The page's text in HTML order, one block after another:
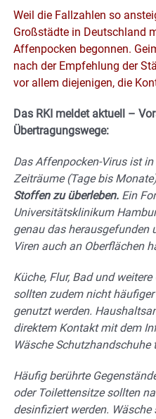
Weil die Fallzahlen so
Großstädte in Deutschland
Affenpocken begonnen.
nach der Empfehlung der
vor allem diejenigen, die
Das RKI meldet aktuell –
Übertragungswege:
Das Affenpocken-Virus ist
Zeiträume (Tage bis
Stoffen zu überleben. Ein
Universitätsklinikum
genau das herausgefunden
Viren auch an Oberflächen
Küche, Flur, Bad und
sollten zudem nicht
genutzt werden.
direktem Kontakt mit dem
Wäsche Schutzhandschuhe
Häufig berührte
oder Toilettensitze sollten
desinfiziert werden.